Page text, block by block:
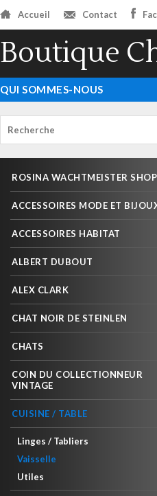
Accueil Contact
Boutique
QUI SOMMES-NOUS
ROSINA WACHTMEISTER SHOP
ACCESSOIRES MODE ET
ACCESSOIRES HABITAT
ALBERT DUBOUT
ALEX CLARK
CHAT NOIR DE STEINLEN
CHATS
COIN DU COLLECTIONNEUR
VINTAGE
CUISINE / TABLE
Linges / Tabliers
Vaisselle
Utiles